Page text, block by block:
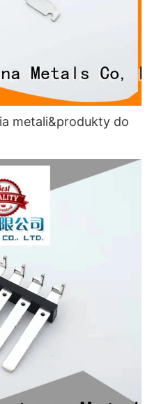
metali&produkty do